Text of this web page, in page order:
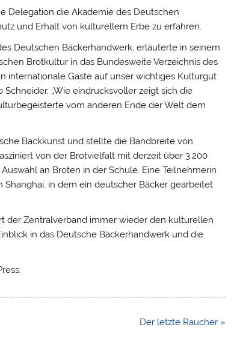
Delegation die Akademie des Deutschen
und Erhalt von kulturellem Erbe zu erfahren.
Deutschen Bäckerhandwerk, erläuterte in seinem
Brotkultur in das Bundesweite Verzeichnis des
internationale Gäste auf unser wichtiges Kulturgut
„Wie eindrucksvoller zeigt sich die
vom anderen Ende der Welt dem
Backkunst und stellte die Bandbreite von
von der Brotvielfalt mit derzeit über 3.200
an Broten in der Schule. Eine Teilnehmerin
in dem ein deutscher Bäcker gearbeitet
der Zentralverband immer wieder den kulturellen
in das Deutsche Bäckerhandwerk und die
Der letzte Raucher »